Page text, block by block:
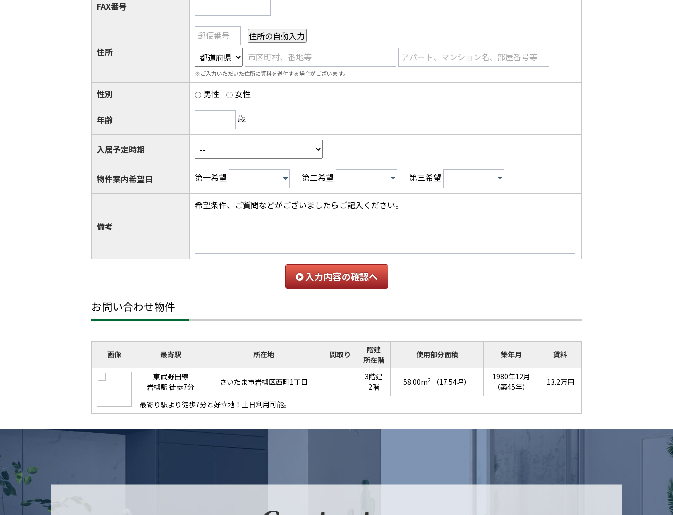
FAX番号
住所
郵便番号
市区町村、番地等
アパート、マンション名、部屋番号等
※ご入力いただいた住所に資料を送付する場合がございます。
性別 男性 女性
年齢 歳
入居予定時期
物件案内希望日 第一希望 第二希望 第三希望
備考
希望条件、ご質問などがございましたらご記入ください。
入力内容の確認へ
お問い合わせ物件
画像 最寄駅 所在地 間取り
階建
所在階
使用部分面積 築年月 賃料
東武野田線
岩槻駅 徒歩7分
さいたま市岩槻区西町1丁目 －
3階建
2階
58.00m2 （17.54坪）
1980年12月
（築45年）
13.2万円
最寄り駅より徒歩7分と好立地！土日利用可能。